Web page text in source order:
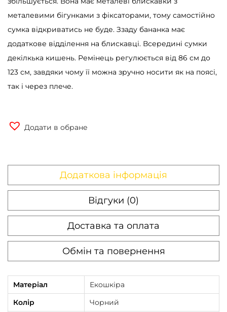
металевими бігунками з фіксаторами, тому самостійно
сумка відкриватись не буде. Ззаду бананка має
додаткове відділення на блискавці. Всередині сумки
декілкька кишень. Ремінець регулюється від 86 см до
123 см, завдяки чому її можна зручно носити як на поясі,
так і через плече.
Додати в обране
Додаткова інформація
Відгуки (0)
Доставка та оплата
Обмін та повернення
Матеріал
Екошкіра
Колір
Чорний